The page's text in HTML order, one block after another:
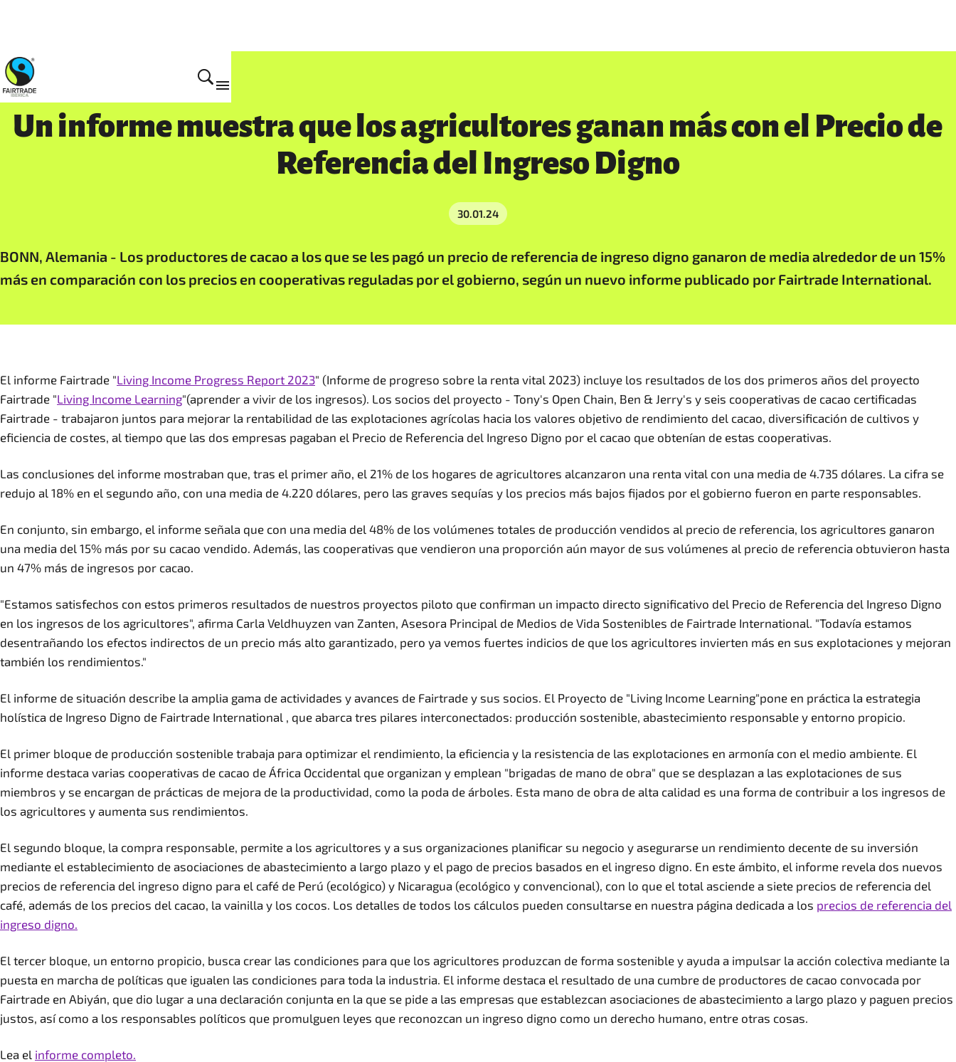
Actualidad
Un informe muestra que los agricultores ganan más con el Precio de
Referencia del Ingreso Digno
30.01.24
BONN, Alemania - Los productores de cacao a los que se les pagó un precio de referencia de ingreso digno ganaron de media alrededor de un 15%
más en comparación con los precios en cooperativas reguladas por el gobierno, según un nuevo informe publicado por Fairtrade International.
El informe Fairtrade "Living Income Progress Report 2023" (Informe de progreso sobre la renta vital 2023) incluye los resultados de los dos primeros años del proyecto
Fairtrade "Living Income Learning"(aprender a vivir de los ingresos). Los socios del proyecto - Tony's Open Chain, Ben & Jerry's y seis cooperativas de cacao certificadas
Fairtrade - trabajaron juntos para mejorar la rentabilidad de las explotaciones agrícolas hacia los valores objetivo de rendimiento del cacao, diversificación de cultivos y
eficiencia de costes, al tiempo que las dos empresas pagaban el Precio de Referencia del Ingreso Digno por el cacao que obtenían de estas cooperativas.
Las conclusiones del informe mostraban que, tras el primer año, el 21% de los hogares de agricultores alcanzaron una renta vital con una media de 4.735 dólares. La cifra se
redujo al 18% en el segundo año, con una media de 4.220 dólares, pero las graves sequías y los precios más bajos fijados por el gobierno fueron en parte responsables.
En conjunto, sin embargo, el informe señala que con una media del 48% de los volúmenes totales de producción vendidos al precio de referencia, los agricultores ganaron
una media del 15% más por su cacao vendido. Además, las cooperativas que vendieron una proporción aún mayor de sus volúmenes al precio de referencia obtuvieron hasta
un 47% más de ingresos por cacao.
"Estamos satisfechos con estos primeros resultados de nuestros proyectos piloto que confirman un impacto directo significativo del Precio de Referencia del Ingreso Digno
en los ingresos de los agricultores", afirma Carla Veldhuyzen van Zanten, Asesora Principal de Medios de Vida Sostenibles de Fairtrade International. "Todavía estamos
desentrañando los efectos indirectos de un precio más alto garantizado, pero ya vemos fuertes indicios de que los agricultores invierten más en sus explotaciones y mejoran
también los rendimientos."
El informe de situación describe la amplia gama de actividades y avances de Fairtrade y sus socios. El Proyecto de "Living Income Learning"pone en práctica la estrategia
holística de Ingreso Digno de Fairtrade International , que abarca tres pilares interconectados: producción sostenible, abastecimiento responsable y entorno propicio.
El primer bloque de producción sostenible trabaja para optimizar el rendimiento, la eficiencia y la resistencia de las explotaciones en armonía con el medio ambiente. El
informe destaca varias cooperativas de cacao de África Occidental que organizan y emplean "brigadas de mano de obra" que se desplazan a las explotaciones de sus
miembros y se encargan de prácticas de mejora de la productividad, como la poda de árboles. Esta mano de obra de alta calidad es una forma de contribuir a los ingresos de
los agricultores y aumenta sus rendimientos.
El segundo bloque, la compra responsable, permite a los agricultores y a sus organizaciones planificar su negocio y asegurarse un rendimiento decente de su inversión
mediante el establecimiento de asociaciones de abastecimiento a largo plazo y el pago de precios basados en el ingreso digno. En este ámbito, el informe revela dos nuevos
precios de referencia del ingreso digno para el café de Perú (ecológico) y Nicaragua (ecológico y convencional), con lo que el total asciende a siete precios de referencia del
café, además de los precios del cacao, la vainilla y los cocos. Los detalles de todos los cálculos pueden consultarse en nuestra página dedicada a los precios de referencia del
ingreso digno.
El tercer bloque, un entorno propicio, busca crear las condiciones para que los agricultores produzcan de forma sostenible y ayuda a impulsar la acción colectiva mediante la
puesta en marcha de políticas que igualen las condiciones para toda la industria. El informe destaca el resultado de una cumbre de productores de cacao convocada por
Fairtrade en Abiyán, que dio lugar a una declaración conjunta en la que se pide a las empresas que establezcan asociaciones de abastecimiento a largo plazo y paguen precios
justos, así como a los responsables políticos que promulguen leyes que reconozcan un ingreso digno como un derecho humano, entre otras cosas.
Lea el informe completo.